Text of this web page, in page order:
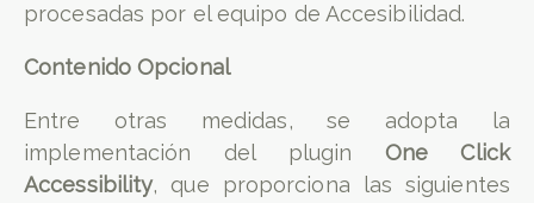
procesadas por el equipo de Accesibilidad.
Contenido Opcional
Entre otras medidas, se adopta la
implementación del plugin One Click
Accessibility, que proporciona las siguientes